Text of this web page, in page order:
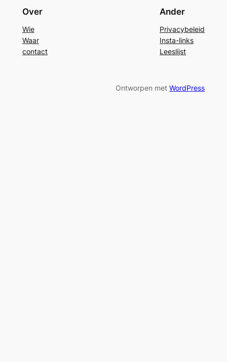
Over
Wie
Waar
contact
Ander
Privacybeleid
Insta-links
Leeslijst
Ontworpen metWordPress